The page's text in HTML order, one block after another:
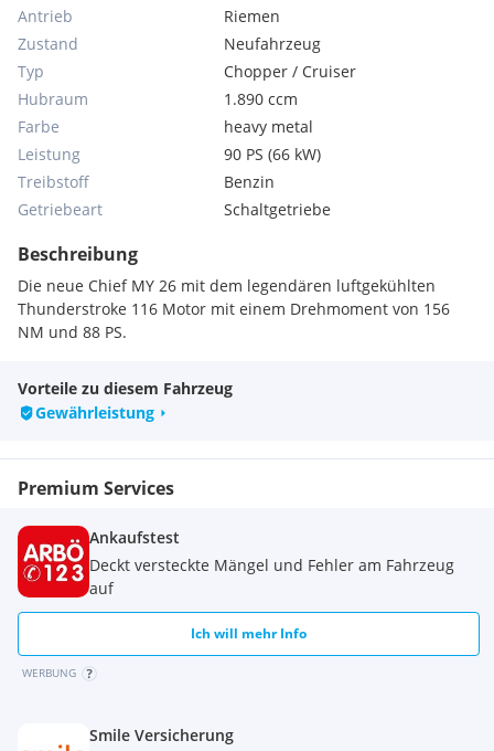
Antrieb
Riemen
Zustand
Neufahrzeug
Typ
Chopper / Cruiser
Hubraum
1.890 ccm
Farbe
heavy metal
Leistung
90 PS (66 kW)
Treibstoff
Benzin
Getriebeart
Schaltgetriebe
Beschreibung
Die neue Chief MY 26 mit dem legendären luftgekühlten
Thunderstroke 116 Motor mit einem Drehmoment von 156
NM und 88 PS.
Vorteile zu diesem Fahrzeug
Gewährleistung
Premium Services
Ankaufstest
Deckt versteckte Mängel und Fehler am Fahrzeug
auf
Ich will mehr Info
WERBUNG
Smile Versicherung